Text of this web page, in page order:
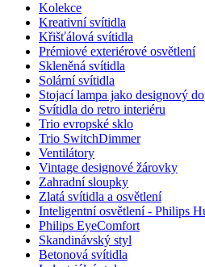
Kolekce
Kreativní svítidla
Křišťálová svítidla
Prémiové exteriérové osvětlení
Skleněná svítidla
Solární svítidla
Stojací lampa jako designový
Svítidla do retro interiéru
Trio evropské sklo
Trio SwitchDimmer
Ventilátory
Vintage designové žárovky
Zahradní sloupky
Zlatá svítidla a osvětlení
Inteligentní osvětlení - Philips
Philips EyeComfort
Skandinávský styl
Betonová svítidla